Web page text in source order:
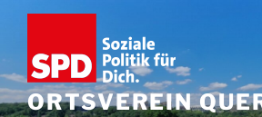
Zum
springen
ORTSVEREIN